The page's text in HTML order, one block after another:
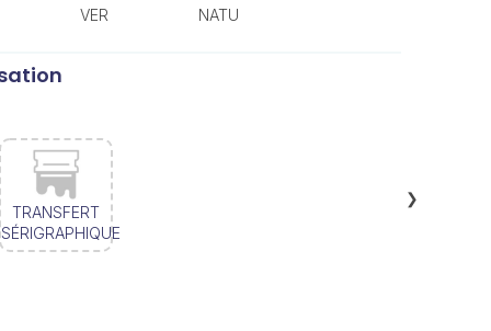
VER NATU
TRANSFERT
SÉRIGRAPHIQUE
❯